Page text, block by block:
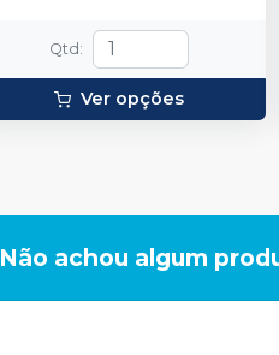
Qtd :
Ver opções
Não achou algum